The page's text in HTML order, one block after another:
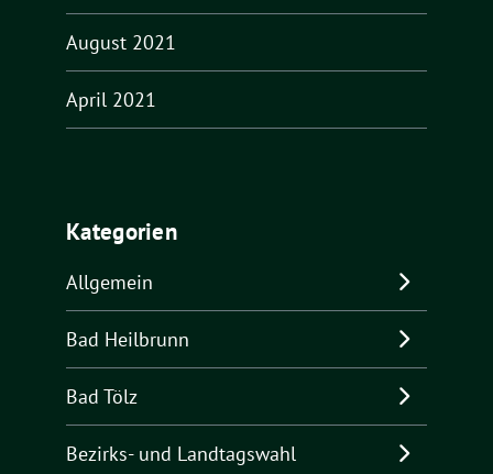
August 2021
April 2021
Kategorien
Allgemein
Bad Heilbrunn
Bad Tölz
Bezirks- und Landtagswahl